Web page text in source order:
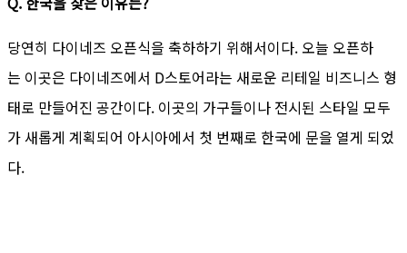
당연히 다이네즈 오픈식을 축하하기 위해서이다. 오늘 오픈하
는 이곳은 다이네즈에서 D스토어라는 새로운 리테일 비즈니스 형
태로 만들어진 공간이다. 이곳의 가구들이나 전시된 스타일 모두
가 새롭게 계획되어 아시아에서 첫 번째로 한국에 문을 열게 되었
다.